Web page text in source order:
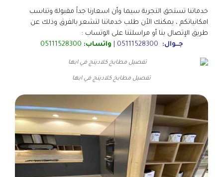
خدماتنا تستحق التجربة سيما وأن اسعارنا جداً مقبولة وتناسب
امكانياتكم ، يمكنك الأن طلب خدماتنا لتشعر بالفرق وذلك عن
طريق الإتصال بنا أو مراسلتنا على الوتساب :
جــوال:
05111528300 واتساب: 05111528300
تفصيل مطابخ كلادينج في ابها